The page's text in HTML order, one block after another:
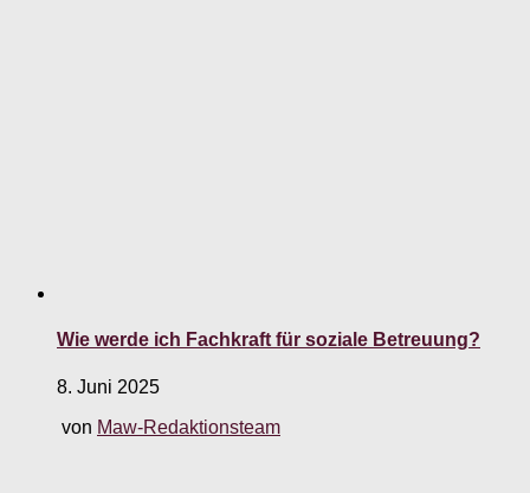
Wie werde ich Fachkraft für soziale Betreuung?
8. Juni 2025
von Maw-Redaktionsteam